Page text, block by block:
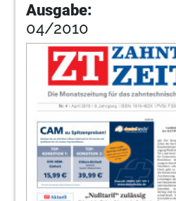
Ausgabe:
04/2010